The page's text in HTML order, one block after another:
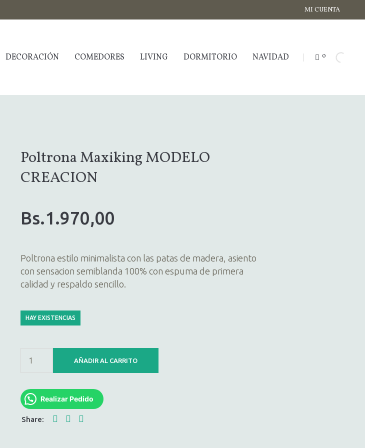
MI CUENTA
0
DECORACIÓN COMEDORES LIVING DORMITORIO NAVIDAD
Poltrona Maxiking MODELO
CREACION
Bs.1.970,00
Poltrona estilo minimalista con las patas de madera, asiento
con sensacion semiblanda 100% con espuma de primera
calidad y respaldo sencillo.
HAY EXISTENCIAS
AÑADIR AL CARRITO
Realizar Pedido